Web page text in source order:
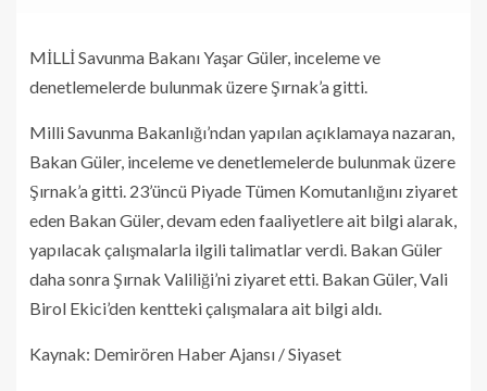
MİLLİ Savunma Bakanı Yaşar Güler, inceleme ve
denetlemelerde bulunmak üzere Şırnak’a gitti.
Milli Savunma Bakanlığı’ndan yapılan açıklamaya nazaran,
Bakan Güler, inceleme ve denetlemelerde bulunmak üzere
Şırnak’a gitti. 23’üncü Piyade Tümen Komutanlığını ziyaret
eden Bakan Güler, devam eden faaliyetlere ait bilgi alarak,
yapılacak çalışmalarla ilgili talimatlar verdi. Bakan Güler
daha sonra Şırnak Valiliği’ni ziyaret etti. Bakan Güler, Vali
Birol Ekici’den kentteki çalışmalara ait bilgi aldı.
Kaynak: Demirören Haber Ajansı / Siyaset